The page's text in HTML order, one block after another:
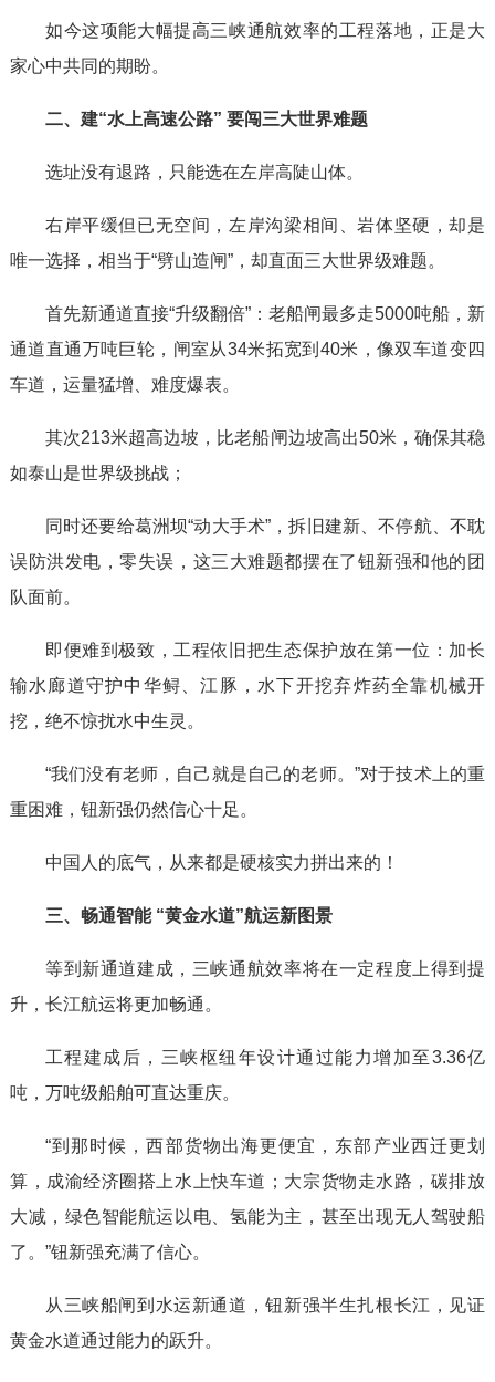
如今这项能大幅提高三峡通航效率的工程落地，正是大
家心中共同的期盼。
二、建“水上高速公路” 要闯三大世界难题
选址没有退路，只能选在左岸高陡山体。
右岸平缓但已无空间，左岸沟梁相间、岩体坚硬，却是
唯一选择，相当于“劈山造闸”，却直面三大世界级难题。
首先新通道直接“升级翻倍”：老船闸最多走5000吨船，新
通道直通万吨巨轮，闸室从34米拓宽到40米，像双车道变四
车道，运量猛增、难度爆表。
其次213米超高边坡，比老船闸边坡高出50米，确保其稳
如泰山是世界级挑战；
同时还要给葛洲坝“动大手术”，拆旧建新、不停航、不耽
误防洪发电，零失误，这三大难题都摆在了钮新强和他的团
队面前。
即便难到极致，工程依旧把生态保护放在第一位：加长
输水廊道守护中华鲟、江豚，水下开挖弃炸药全靠机械开
挖，绝不惊扰水中生灵。
“我们没有老师，自己就是自己的老师。”对于技术上的重
重困难，钮新强仍然信心十足。
中国人的底气，从来都是硬核实力拼出来的！
三、畅通智能 “黄金水道”航运新图景
等到新通道建成，三峡通航效率将在一定程度上得到提
升，长江航运将更加畅通。
工程建成后，三峡枢纽年设计通过能力增加至3.36亿
吨，万吨级船舶可直达重庆。
“到那时候，西部货物出海更便宜，东部产业西迁更划
算，成渝经济圈搭上水上快车道；大宗货物走水路，碳排放
大减，绿色智能航运以电、氢能为主，甚至出现无人驾驶船
了。”钮新强充满了信心。
从三峡船闸到水运新通道，钮新强半生扎根长江，见证
黄金水道通过能力的跃升。